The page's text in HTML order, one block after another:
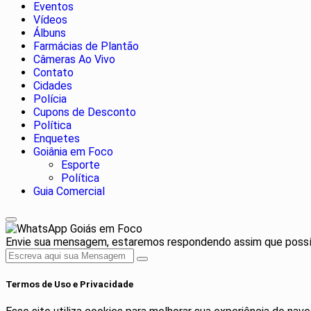
Eventos
Vídeos
Álbuns
Farmácias de Plantão
Câmeras Ao Vivo
Contato
Cidades
Polícia
Cupons de Desconto
Política
Enquetes
Goiânia em Foco
Esporte
Política
Guia Comercial
Goiás em Foco
Envie sua mensagem, estaremos respondendo assim que
Termos de Uso e Privacidade